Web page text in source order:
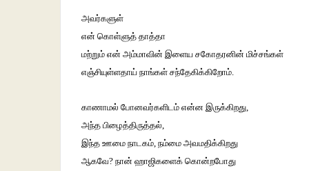
அவர்களுள்
என் கொள்ளுத் தாத்தா
மற்றும் என் அம்மாவின் இளைய சகோதரனின் மிச்சங்கள்
எஞ்சியுள்ளதாய் நாங்கள் சந்தேகிக்கிறோம்.
காணாமல் போனவர்களிடம் என்ன இருக்கிறது,
அந்த பிழைத்திருத்தல்,
இந்த ஊமை நாடகம், நம்மை அவமதிக்கிறது
ஆகவே? நான் ஹாஜிகளைக் கொன்றபோது